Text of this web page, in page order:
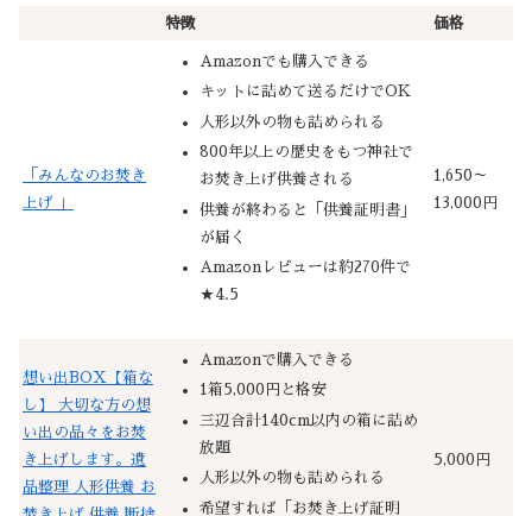
特徴 価格
「みんなのお焚き
上げ 」
Amazonでも購入できる
キットに詰めて送るだけでOK
人形以外の物も詰められる
800年以上の歴史をもつ神社で
お焚き上げ供養される
供養が終わると「供養証明書」
が届く
Amazonレビューは約270件で
★4.5
1,650～
13,000円
想い出BOX【箱な
し】 大切な方の想
い出の品々をお焚
き上げします。遺
品整理 人形供養 お
Amazonで購入できる
1箱5,000円と格安
三辺合計140cm以内の箱に詰め
放題
人形以外の物も詰められる
希望すれば「お焚き上げ証明
5,000円